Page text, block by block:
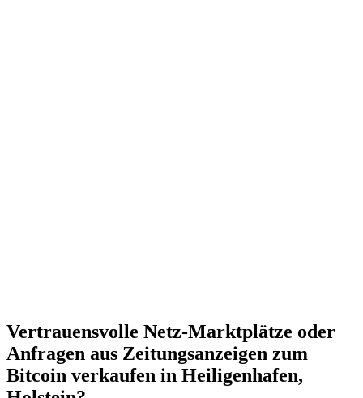
Vertrauensvolle Netz-Marktplätze oder
Anfragen aus Zeitungsanzeigen zum
Bitcoin verkaufen in Heiligenhafen,